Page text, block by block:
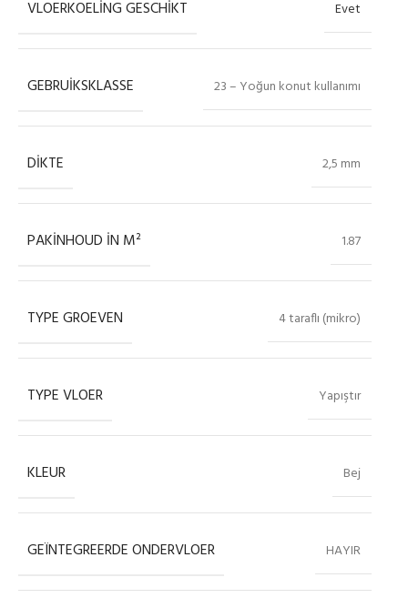
VLOERKOELING GESCHIKT Evet
GEBRUIKSKLASSE 23 – Yoğun konut kullanımı
DIKTE 2,5 mm
PAKINHOUD IN M² 1.87
TYPE GROEVEN 4 taraflı (mikro)
TYPE VLOER Yapıştır
KLEUR Bej
GEÏNTEGREERDE ONDERVLOER HAYIR